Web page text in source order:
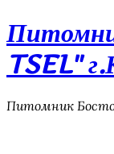
TSEL"
Питомник